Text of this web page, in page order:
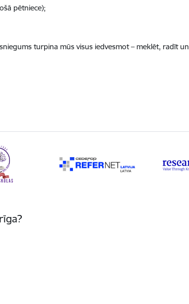
pētniece);
turpina mūs visus iedvesmot – meklēt, radīt un